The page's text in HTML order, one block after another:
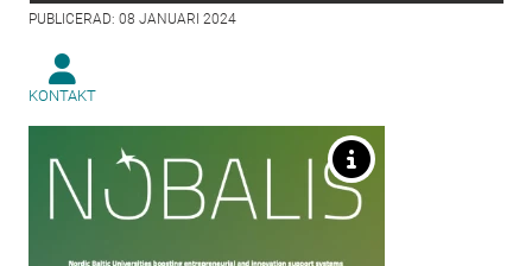
PUBLICERAD: 08 JANUARI 2024
KONTAKT